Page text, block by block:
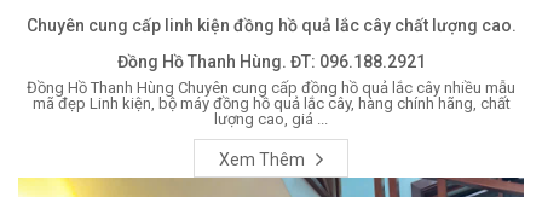
Chuyên cung cấp linh kiện đồng hồ quả lắc cây chất lượng cao.
Đồng Hồ Thanh Hùng. ĐT: 096.188.2921
Đồng Hồ Thanh Hùng Chuyên cung cấp đồng hồ quả lắc cây nhiều mẫu
mã đẹp Linh kiện, bộ máy đồng hồ quả lắc cây, hàng chính hãng, chất
lượng cao, giá ...
Xem Thêm